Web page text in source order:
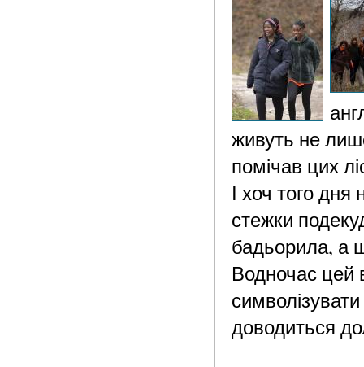
живуть не
помічав цих
І хоч того
стежки
бадьорила, а
Водночас цей
доводиться